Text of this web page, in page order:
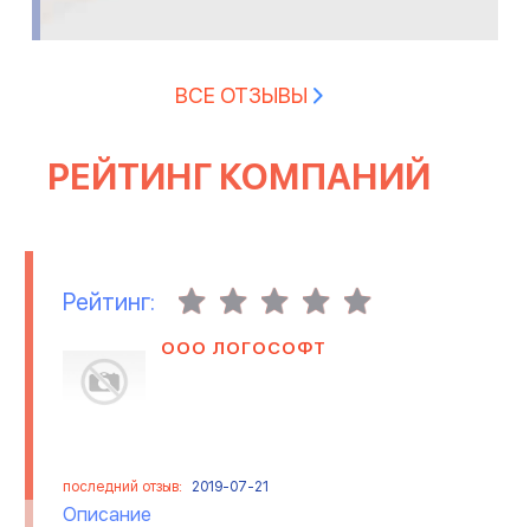
ВСЕ ОТЗЫВЫ
РЕЙТИНГ КОМПАНИЙ
Рейтинг:
ООО ЛОГОСОФТ
последний отзыв: 2019-07-21
Описание